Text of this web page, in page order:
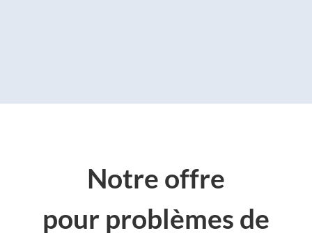
Notre offre
pour problèmes de